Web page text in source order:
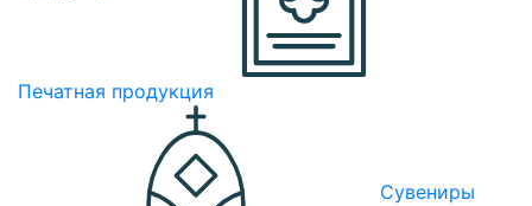
Печатная продукция
Сувениры